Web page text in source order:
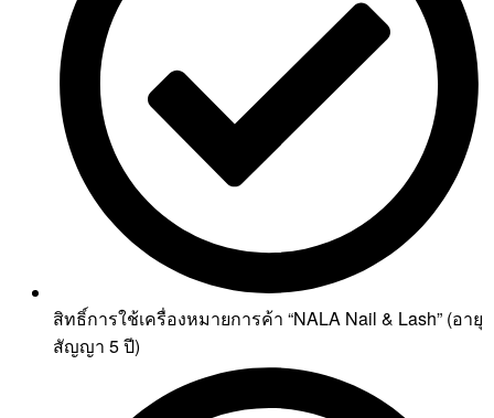
สิทธิ์การใช้เครื่องหมายการค้า “NALA Nail & Lash” (อายุ
สัญญา 5 ปี)